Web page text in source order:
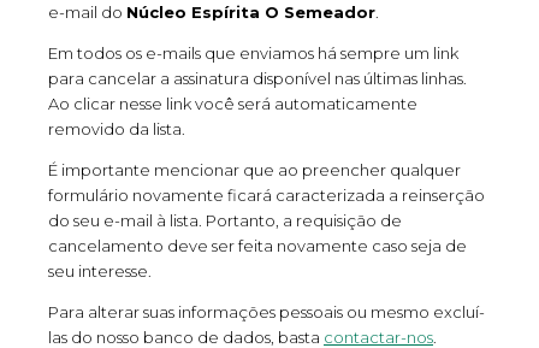
e-mail do Núcleo Espírita O Semeador
Em todos os e-mails que enviamos há sempre um link
para cancelar a assinatura disponível nas últimas linhas.
Ao clicar nesse link você será automaticamente
removido da lista.
É importante mencionar que ao preencher qualquer
formulário novamente ficará caracterizada a reinserção
do seu e-mail à lista. Portanto, a requisição de
cancelamento deve ser feita novamente caso seja de
seu interesse.
Para alterar suas informações pessoais ou mesmo excluí-
las do nosso banco de dados, basta contactar-nos